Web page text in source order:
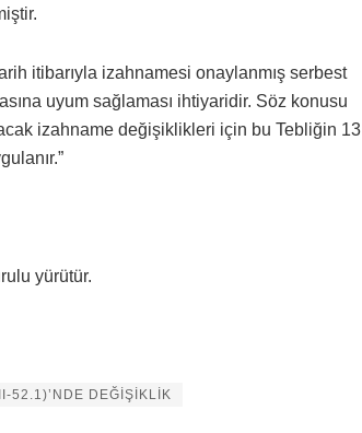
itibarıyla izahnamesi onaylanmış serbest
uyum sağlaması ihtiyaridir. Söz konusu
izahname değişiklikleri için bu Tebliğin 13
yürütür.
52.1)’NDE DEĞİŞİKLİK